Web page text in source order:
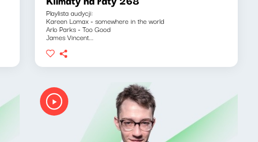
Playlista audycji:
Kareen Lomax - somewhere in the world
Arlo Parks - Too Good
James Vincent...